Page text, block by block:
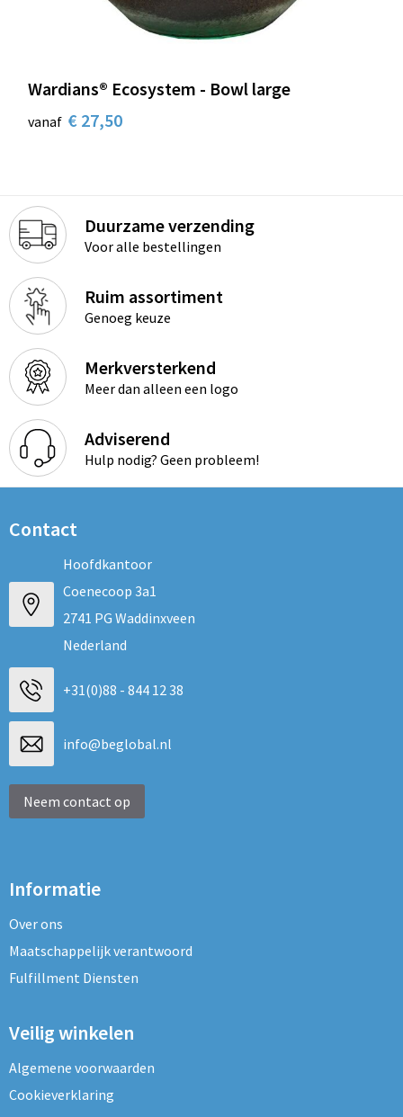
Wardians® Ecosystem - Bowl large
vanaf € 27,50
Duurzame verzending
Voor alle bestellingen
Ruim assortiment
Genoeg keuze
Merkversterkend
Meer dan alleen een logo
Adviserend
Hulp nodig? Geen probleem!
Contact
Hoofdkantoor
Coenecoop 3a1
2741 PG Waddinxveen
Nederland
+31(0)88 - 844 12 38
info@beglobal.nl
Neem contact op
Informatie
Over ons
Maatschappelijk verantwoord
Fulfillment Diensten
Veilig winkelen
Algemene voorwaarden
Cookieverklaring